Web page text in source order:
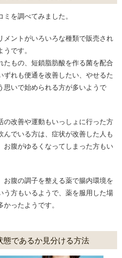
を調べてみました。
メントがいろいろな種類で販売され
です。
たもの、短鎖脂肪酸を作る菌を配合
ずれも便通を改善したい、やせるた
思いで始められる方が多いようで
の改善や運動もいっしょに行った方
でいる方は、症状が改善した人も
お腹がゆるくなってしまった方もい
お腹の調子を整える薬で腸内環境を
う方もいるようで、薬を服用した場
ったようです。
態であるか見分ける方法